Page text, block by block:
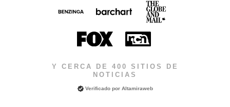
Y CERCA DE 400 SITIOS DE
NOTICIAS
Verificado por Altamiraweb